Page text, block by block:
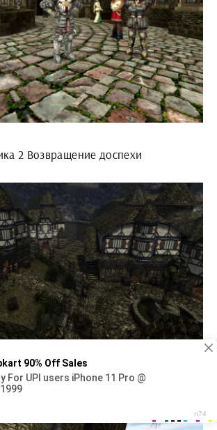
2 Возвращение доспехи
Готика 2 монастырь